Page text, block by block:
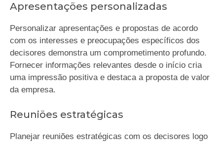
Apresentações personalizadas
Personalizar apresentações e propostas de acordo
com os interesses e preocupações específicos dos
decisores demonstra um comprometimento profundo.
Fornecer informações relevantes desde o início cria
uma impressão positiva e destaca a proposta de valor
da empresa.
Reuniões estratégicas
Planejar reuniões estratégicas com os decisores logo